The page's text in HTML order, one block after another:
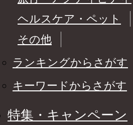
ヘルスケア・ペット
その他
ランキングからさがす
キーワードからさがす
特集・キャンペーン